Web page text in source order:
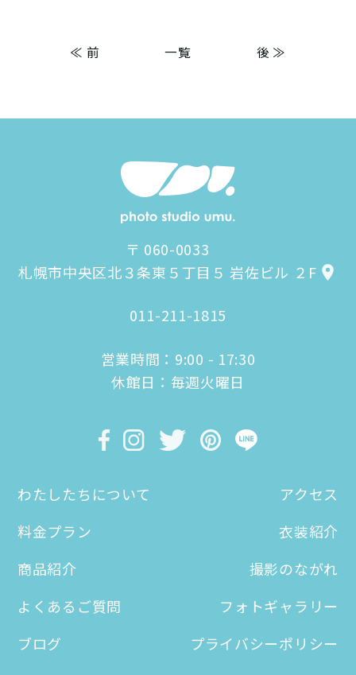
≪ 前 一覧 後 ≫
〒 060-0033
札幌市中央区北３条東５丁目５ 岩佐ビル ２F
011-211-1815
営業時間：9:00 - 17:30
休館日：毎週火曜日
わたしたちについて
アクセス
料金プラン
衣装紹介
商品紹介
撮影のながれ
よくあるご質問
フォトギャラリー
ブログ
プライバシーポリシー